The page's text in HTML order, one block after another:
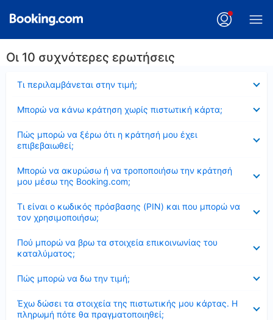
Οι 10 συχνότερες ερωτήσεις
Τι περιλαμβάνεται στην τιμή;
Μπορώ να κάνω κράτηση χωρίς πιστωτική κάρτα;
Πώς μπορώ να ξέρω ότι η κράτησή μου έχει
επιβεβαιωθεί;
Μπορώ να ακυρώσω ή να τροποποιήσω την κράτησή
μου μέσω της Booking.com;
Τι είναι ο κωδικός πρόσβασης (PIN) και που μπορώ να
τον χρησιμοποιήσω;
Πού μπορώ να βρω τα στοιχεία επικοινωνίας του
καταλύματος;
Πώς μπορώ να δω την τιμή;
Έχω δώσει τα στοιχεία της πιστωτικής μου κάρτας. Η
πληρωμή πότε θα πραγματοποιηθεί;